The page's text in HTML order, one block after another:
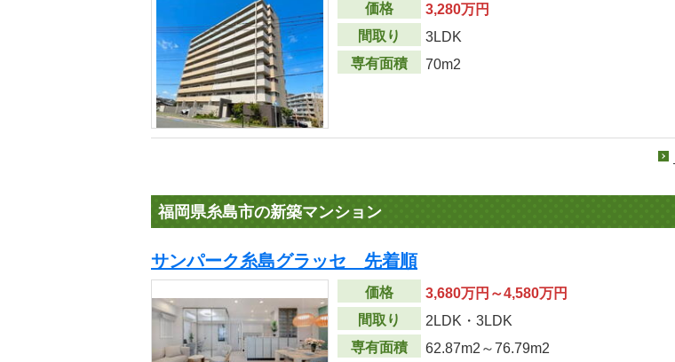
価格
3,280万円
間取り
3LDK
専有面積
70m2
福岡県糸島市の新築マンション
サンパーク糸島グラッセ 先着順
価格
3,680万円～4,580万円
間取り
2LDK・3LDK
専有面積
62.87m2 ～76.79m2